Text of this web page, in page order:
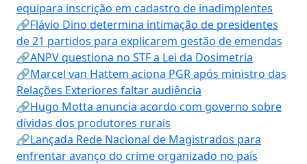
equipara inscrição em cadastro de inadimplentes
🔗Flávio Dino determina intimação de presidentes
de 21 partidos para explicarem gestão de emendas
🔗ANPV questiona no STF a Lei da Dosimetria
🔗Marcel van Hattem aciona PGR após ministro das
Relações Exteriores faltar audiência
🔗Hugo Motta anuncia acordo com governo sobre
dívidas dos produtores rurais
🔗Lançada Rede Nacional de Magistrados para
enfrentar avanço do crime organizado no país